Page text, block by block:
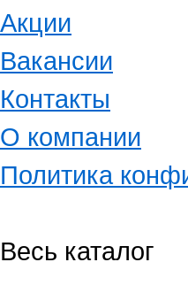
Акции
Вакансии
Контакты
О компании
Политика
Весь каталог